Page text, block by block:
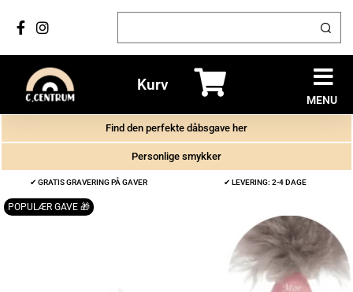
Kurv
MENU
Find den perfekte dåbsgave her
Personlige smykker
✔ GRATIS GRAVERING PÅ GAVER ✔ LEVERING: 2-4 DAGE
POPULÆR GAVE 🎁